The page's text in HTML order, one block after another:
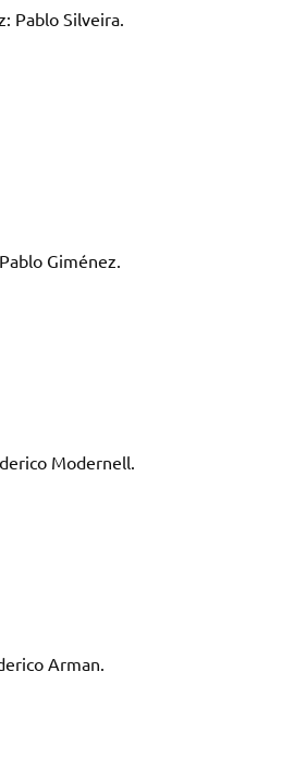
Pablo Silveira.
Giménez.
Modernell.
Arman.